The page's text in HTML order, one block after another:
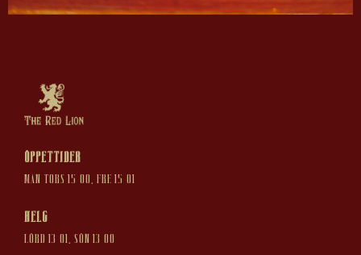
Öppettider
Mån-Tors 15-00, Fre 15-01
Helg
Lörd 13-01, Sön 13-00